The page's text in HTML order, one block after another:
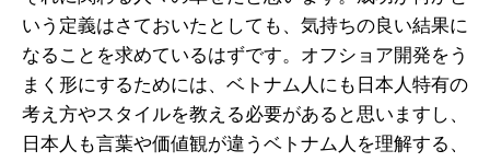
いう定義はさておいたとしても、気持ちの良い結果に
なることを求めているはずです。オフショア開発をう
まく形にするためには、ベトナム人にも日本人特有の
考え方やスタイルを教える必要があると思いますし、
日本人も言葉や価値観が違うベトナム人を理解する、